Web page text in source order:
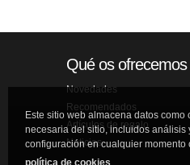
Qué os ofrecemos
Novedades
Recomendados
Artículos de regalo
Noticias
Este sitio web almacena datos
necesaria del sitio, incluidos
configuración en cualquier
política de cookies